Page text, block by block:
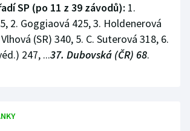
SP (po 11 z 39 závodů): 1.
2. Goggiaová 425, 3. Holdenerová
(SR) 340, 5. C. Suterová 318, 6.
247, ...37. Dubovská (ČR) 68.